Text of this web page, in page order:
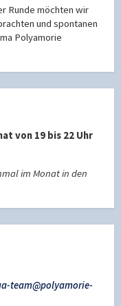
Runde möchten wir
und spontanen
Polyamorie
von 19 bis 22 Uhr
im Monat in den
team@polyamorie-